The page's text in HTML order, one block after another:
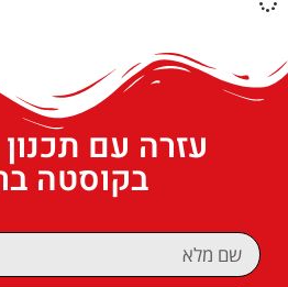
עזרה עם
בקוסטה